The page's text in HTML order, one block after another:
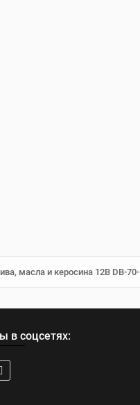
масла и керосина 12В DB-
в соцсетях: